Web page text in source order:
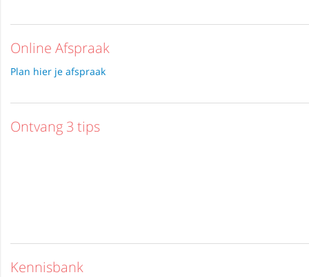
Online Afspraak
Plan hier je afspraak
Ontvang 3 tips
Kennisbank